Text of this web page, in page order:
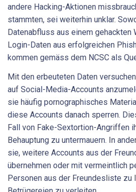
andere Hacking-Aktionen
stammten, sei weiterhin unklar.
Datenabfluss aus einem gehackten
Login-Daten aus erfolgreichen
kommen gemäss dem NCSC als
Mit den erbeuteten Daten
auf Social-Media-Accounts
sie häufig pornographisches
diese Accounts danach sperren.
Fall von Fake-Sextortion-Angriffen
Behauptung zu untermauern. In
sie, weitere Accounts aus der
übernehmen oder mit vermeintlich
Personen aus der Freundesliste zu